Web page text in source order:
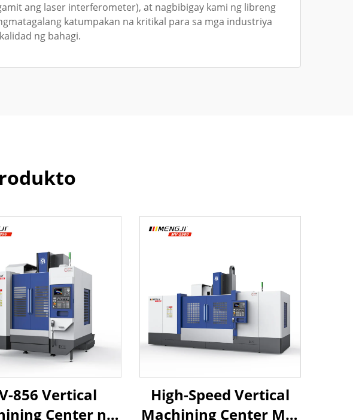
ang laser interferometer), at nagbibigay kami ng libreng
katumpakan na kritikal para sa mga industriya
ng bahagi.
856 Vertical
Center na
High-Speed Vertical
Machining Center MV-